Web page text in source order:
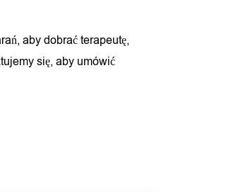
aby dobrać terapeutę,
się, aby umówić